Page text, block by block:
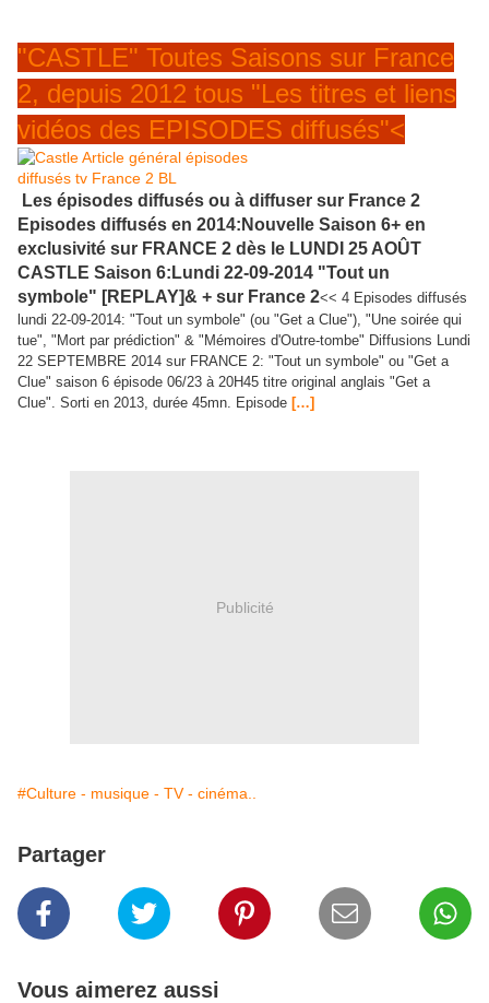
"CASTLE" Toutes Saisons sur France
2, depuis 2012 tous "Les titres et liens
vidéos des EPISODES diffusés"<
Les épisodes diffusés ou à diffuser sur France 2
Episodes diffusés en 2014:Nouvelle Saison 6+ en
exclusivité sur FRANCE 2 dès le LUNDI 25 AOÛT
CASTLE Saison 6:Lundi 22-09-2014 "Tout un
symbole" [REPLAY]& + sur France 2<< 4 Episodes diffusés
lundi 22-09-2014: "Tout un symbole" (ou "Get a Clue"), "Une soirée qui
tue", "Mort par prédiction" & "Mémoires d'Outre-tombe" Diffusions Lundi
22 SEPTEMBRE 2014 sur FRANCE 2: "Tout un symbole" ou "Get a
Clue" saison 6 épisode 06/23 à 20H45 titre original anglais "Get a
Clue". Sorti en 2013, durée 45mn. Episode […]
Publicité
#Culture - musique - TV - cinéma..
Partager
Vous aimerez aussi